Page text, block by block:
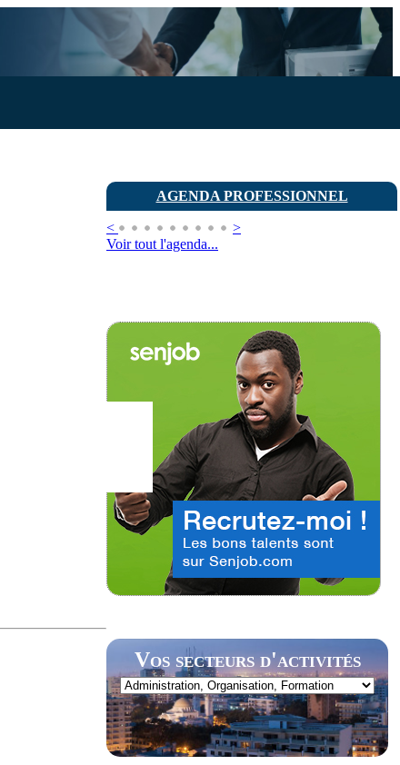
AGENDA PROFESSIONNEL
<
>
Voir tout l'agenda...
Vos secteurs d'activités